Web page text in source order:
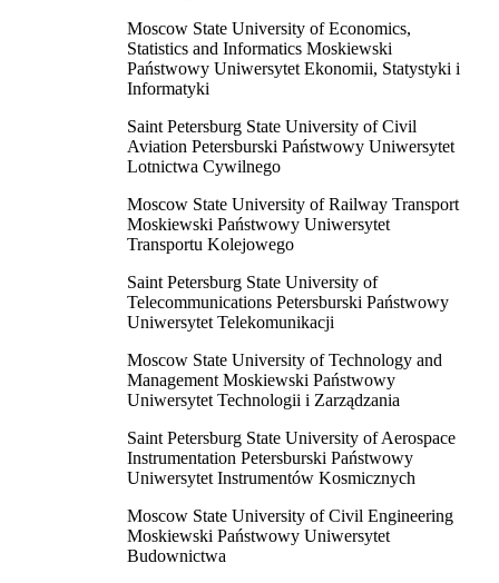
Moscow State University of Economics,
Statistics and Informatics Moskiewski
Państwowy Uniwersytet Ekonomii, Statystyki i
Informatyki
Saint Petersburg State University of Civil
Aviation Petersburski Państwowy Uniwersytet
Lotnictwa Cywilnego
Moscow State University of Railway Transport
Moskiewski Państwowy Uniwersytet
Transportu Kolejowego
Saint Petersburg State University of
Telecommunications Petersburski Państwowy
Uniwersytet Telekomunikacji
Moscow State University of Technology and
Management Moskiewski Państwowy
Uniwersytet Technologii i Zarządzania
Saint Petersburg State University of Aerospace
Instrumentation Petersburski Państwowy
Uniwersytet Instrumentów Kosmicznych
Moscow State University of Civil Engineering
Moskiewski Państwowy Uniwersytet
Budownictwa